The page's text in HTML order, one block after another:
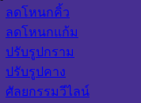
ลดโหนกคิ้ว
ลดโหนกแก้ม
ปรับรูปกราม
ปรับรูปคาง
ศัลยกรรมวีไลน์